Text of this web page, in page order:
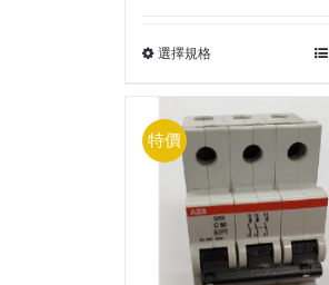
選擇規格
特價